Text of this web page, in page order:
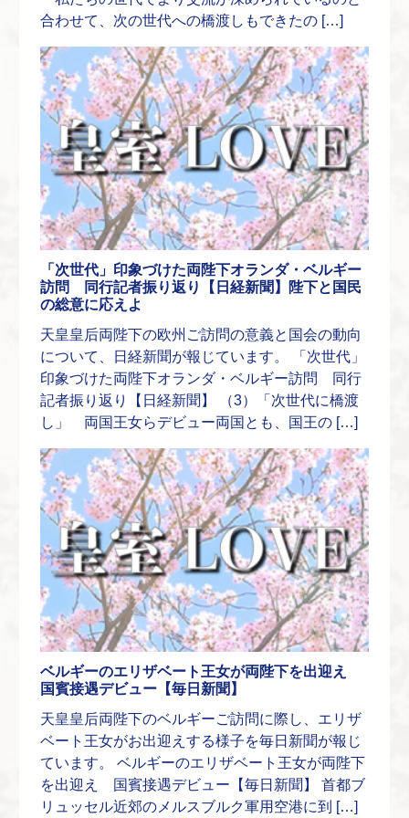
合わせて、次の世代への橋渡しもできたの […]
「次世代」印象づけた両陛下オランダ・ベルギー
訪問 同行記者振り返り【日経新聞】陛下と国民
の総意に応えよ
天皇皇后両陛下の欧州ご訪問の意義と国会の動向
について、日経新聞が報じています。 「次世代」
印象づけた両陛下オランダ・ベルギー訪問 同行
記者振り返り【日経新聞】 （3）「次世代に橋渡
し」 両国王女らデビュー両国とも、国王の […]
ベルギーのエリザベート王女が両陛下を出迎え
国賓接遇デビュー【毎日新聞】
天皇皇后両陛下のベルギーご訪問に際し、エリザ
ベート王女がお出迎えする様子を毎日新聞が報じ
ています。 ベルギーのエリザベート王女が両陛下
を出迎え 国賓接遇デビュー【毎日新聞】 首都ブ
リュッセル近郊のメルスブルク軍用空港に到 […]